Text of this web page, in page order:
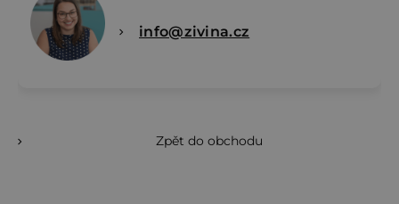
info@zivina.cz
Zpět do obchodu